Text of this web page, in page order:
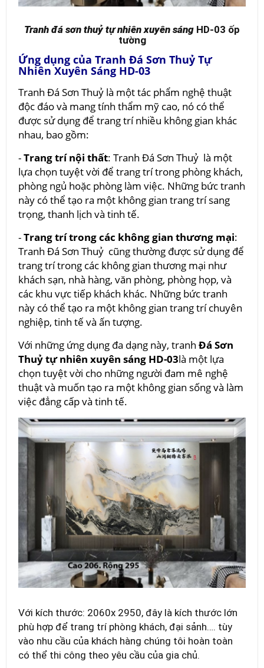
Tranh đá sơn thuỷ tự nhiên xuyên sáng HD-03 ốp
tường
Ứng dụng của Tranh Đá Sơn Thuỷ Tự
Nhiên Xuyên Sáng HD-03
Tranh Đá Sơn Thuỷ là một tác phẩm nghệ thuật
độc đáo và mang tính thẩm mỹ cao, nó có thể
được sử dụng để trang trí nhiều không gian khác
nhau, bao gồm:
-Trang trí nội thất: Tranh Đá Sơn Thuỷ là một
lựa chọn tuyệt vời để trang trí trong phòng khách,
phòng ngủ hoặc phòng làm việc. Những bức tranh
này có thể tạo ra một không gian trang trí sang
trọng, thanh lịch và tinh tế.
-Trang trí trong các không gian thương mại:
Tranh Đá Sơn Thuỷ cũng thường được sử dụng để
trang trí trong các không gian thương mại như
khách sạn, nhà hàng, văn phòng, phòng họp, và
các khu vực tiếp khách khác. Những bức tranh
này có thể tạo ra một không gian trang trí chuyên
nghiệp, tinh tế và ấn tượng.
Với những ứng dụng đa dạng này, tranh Đá Sơn
Thuỷ tự nhiên xuyên sáng HD-03là một lựa
chọn tuyệt vời cho những người đam mê nghệ
thuật và muốn tạo ra một không gian sống và làm
việc đẳng cấp và tinh tế.
Với kích thước: 2060x 2950, đây là kích thước lớn
phù hợp để trang trí phòng khách, đại sảnh…. tùy
vào nhu cầu của khách hàng chúng tôi hoàn toàn
có thể thi công theo yêu cầu của gia chủ.